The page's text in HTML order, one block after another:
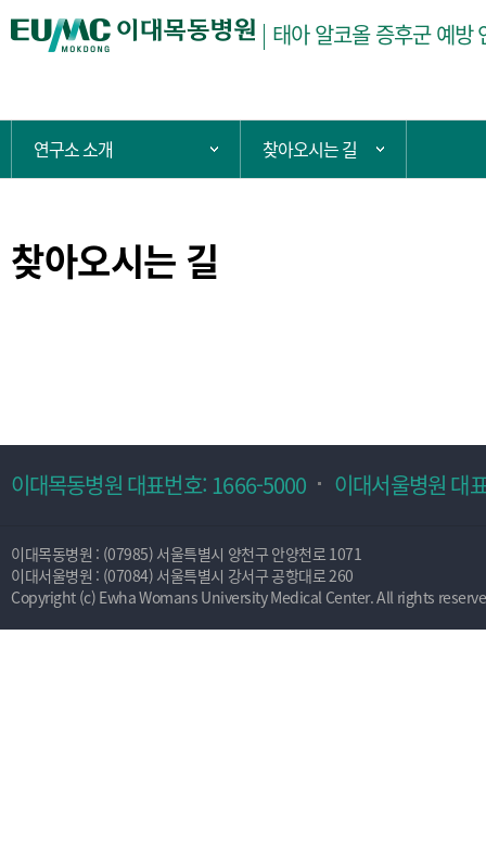
태아 알코올 증후군 예방
위
연구소 소개 주 메뉴 목록 열기
찾아오시는 길
찾아오시는 길
이대목동병원 대표번호: 1666-5000 이대서울병원 대
이대목동병원 : (07985) 서울특별시 양천구 안양천로 1071
이대서울병원 : (07084) 서울특별시 강서구 공항대로 260
Copyright (c) Ewha Womans University Medical Center. All rights